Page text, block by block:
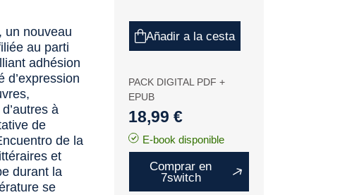
un nouveau
au parti
adhésion
d’expression
à
de
de la
et
durant la
se
Añadir a la cesta
PACK DIGITAL PDF +
EPUB
18,99 €
E-book disponible
Comprar en
7switch